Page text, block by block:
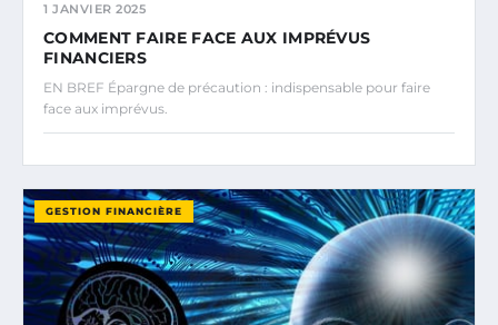
1 JANVIER 2025
COMMENT FAIRE FACE AUX IMPRÉVUS
FINANCIERS
EN BREF Épargne de précaution : indispensable pour faire
face aux imprévus.
GESTION FINANCIÈRE